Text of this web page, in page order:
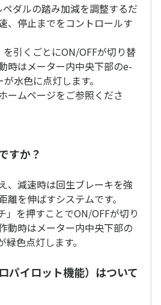
ダルの踏み加減を調整するだ
、停止までをコントロールす
を引くごとにON/OFFが切り替
時はメーター内中央下部のe-
水色に点灯します。
ームページをご参照くださ
すか？
、減速時は回生ブレーキを強
離を伸ばすシステムです。
」を押すことでON/OFFが切り
動時はメーター内中央下部の
色点灯します。
パイロット機能）はついて